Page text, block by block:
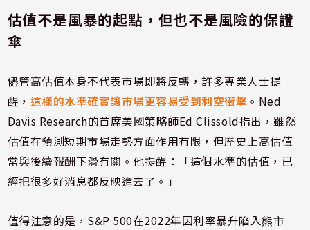
估值不是風暴的起點，但也不是風險的保證
傘
儘管高估值本身不代表市場即將反轉，許多專業人士提
醒， 這樣的水準確實讓市場更容易受到利空衝擊 。Ned
Davis Research的首席美國策略師Ed Clissold指出，雖然
估值在預測短期市場走勢方面作用有限，但歷史上高估值
常與後續報酬下滑有關。他提醒：「這個水準的估值，已
經把很多好消息都反映進去了。」
值得注意的是，S&P 500在2022年因利率暴升陷入熊市